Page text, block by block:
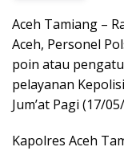
Aceh Tamiang –
Aceh, Personel
poin atau
pelayanan
Jum’at Pagi (17/
Kapolres Aceh